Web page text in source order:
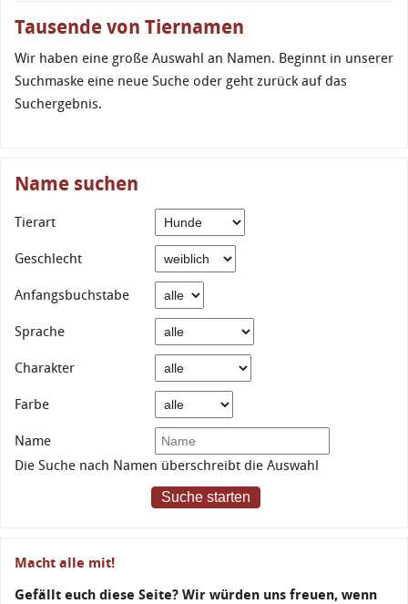
Tausende von Tiernamen
Wir haben eine große Auswahl an Namen. Beginnt in unserer
Suchmaske eine neue Suche oder geht zurück auf das
Suchergebnis.
Name suchen
Tierart
Geschlecht
Anfangsbuchstabe
Sprache
Charakter
Farbe
Name
Die Suche nach Namen überschreibt die Auswahl
Suche starten
Macht alle mit!
Gefällt euch diese Seite? Wir würden uns freuen, wenn